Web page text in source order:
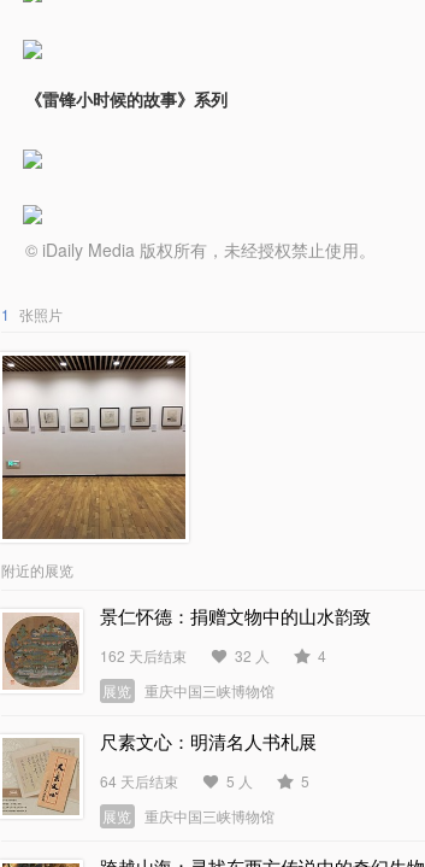
《雷锋小时候的故事》系列
© iDaily Media 版权所有，未经授权禁止使用。
1 张照片
附近的展览
景仁怀德：捐赠文物中的山水韵致
162 天后结束 32 人
4
展览
重庆中国三峡博物馆
尺素文心：明清名人书札展
64 天后结束 5 人
5
展览
重庆中国三峡博物馆